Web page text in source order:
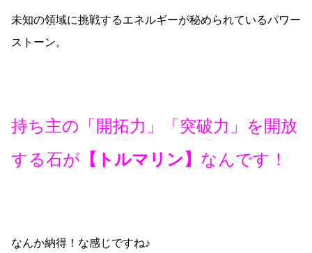
未知の領域に挑戦するエネルギーが秘められているパワー
ストーン。
持ち主の「開拓力」「突破力」を開放
する石が 【トルマリン】 なんです！
なんか納得！な感じですね♪